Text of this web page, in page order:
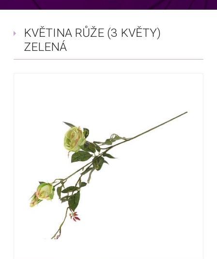
KVĚTINA RŮŽE (3 KVĚTY)
ZELENÁ